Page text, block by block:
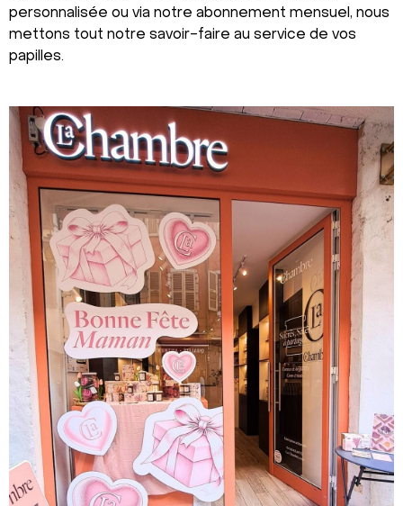
personnalisée ou via notre abonnement mensuel, nous
mettons tout notre savoir-faire au service de vos
papilles.